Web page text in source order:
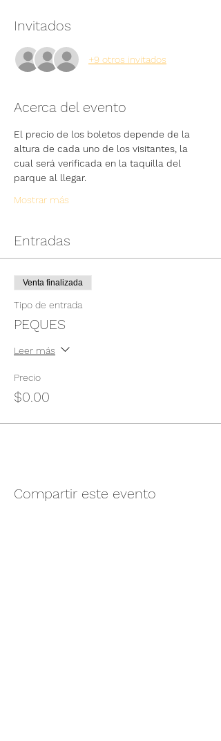
Invitados
+9 otros invitados
Acerca del evento
El precio de los boletos depende de la
altura de cada uno de los visitantes, la
cual será verificada en la taquilla del
parque al llegar.
Mostrar más
Entradas
Venta finalizada
Tipo de entrada
PEQUES
Leer más
Precio
$0.00
Compartir este evento